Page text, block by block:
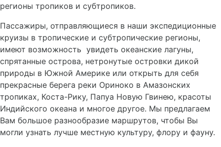
регионы тропиков и субтропиков.
Пассажиры, отправляющиеся в наши экспедиционные
круизы в тропические и субтропические регионы,
имеют возможность увидеть океанские лагуны,
спрятанные острова, нетронутые островки дикой
природы в Южной Америке или открыть для себя
прекрасные берега реки Ориноко в Амазонских
тропиках, Коста-Рику, Папуа Новую Гвинею, красоты
Индийского океана и многое другое. Мы предлагаем
Вам большое разнообразие маршрутов, чтобы Вы
могли узнать лучше местную культуру, флору и фауну.